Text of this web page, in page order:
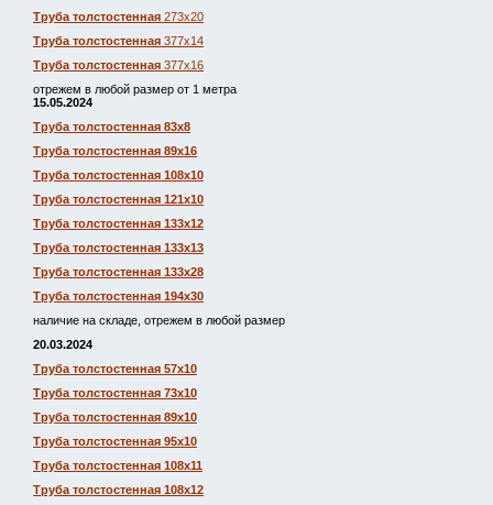
Труба толстостенная 273х20
Труба толстостенная 377х14
Труба толстостенная 377х16
отрежем в любой размер от 1 метра
15.05.2024
Труба толстостенная 83х8
Труба толстостенная 89х16
Труба толстостенная 108х10
Труба толстостенная 121х10
Труба толстостенная 133х12
Труба толстостенная 133х13
Труба толстостенная 133х28
Труба толстостенная 194х30
наличие на складе, отрежем в любой размер
20.03.2024
Труба толстостенная 57х10
Труба толстостенная 73х10
Труба толстостенная 89х10
Труба толстостенная 95х10
Труба толстостенная 108х11
Труба толстостенная 108х12